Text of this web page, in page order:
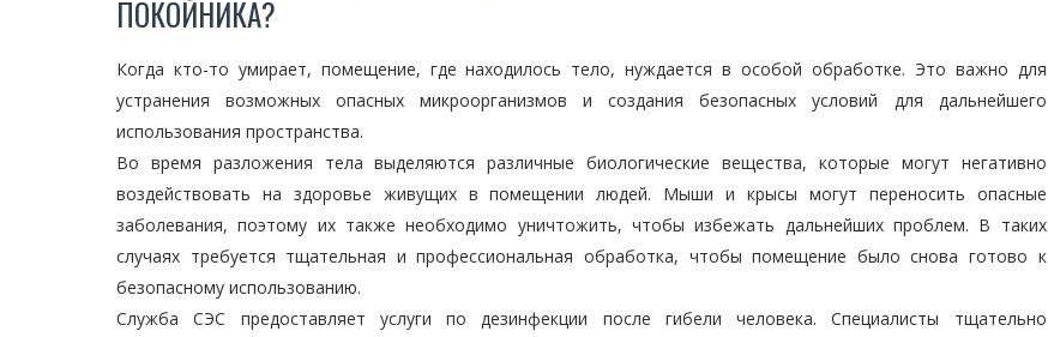
ПОКОЙНИКА?
Когда кто-то умирает, помещение, где находилось тело, нуждается в особой обработке. Это важно для
устранения возможных опасных микроорганизмов и создания безопасных условий для дальнейшего
использования пространства.
Во время разложения тела выделяются различные биологические вещества, которые могут негативно
воздействовать на здоровье живущих в помещении людей. Мыши и крысы могут переносить опасные
заболевания, поэтому их также необходимо уничтожить, чтобы избежать дальнейших проблем. В таких
случаях требуется тщательная и профессиональная обработка, чтобы помещение было снова готово к
безопасному использованию.
Служба СЭС предоставляет услуги по дезинфекции после гибели человека. Специалисты тщательно